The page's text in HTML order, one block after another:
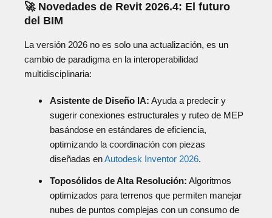
🚀 Novedades de Revit 2026.4: El futuro
del BIM
La versión 2026 no es solo una actualización, es un
cambio de paradigma en la interoperabilidad
multidisciplinaria:
Asistente de Diseño IA: Ayuda a predecir y
sugerir conexiones estructurales y ruteo de MEP
basándose en estándares de eficiencia,
optimizando la coordinación con piezas
diseñadas enAutodesk Inventor 2026.
Toposólidos de Alta Resolución: Algoritmos
optimizados para terrenos que permiten manejar
nubes de puntos complejas con un consumo de